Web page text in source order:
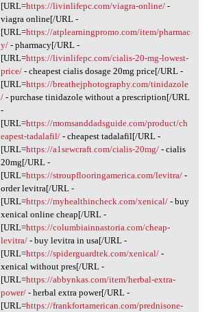
[URL=https://livinlifepc.com/viagra-online/-
viagra online[/URL -
[URL=https://atplearningpromo.com/item/pharmac
y/- pharmacy[/URL -
[URL=https://livinlifepc.com/cialis-20-mg-lowest-
price/- cheapest cialis dosage 20mg price[/URL -
[URL=https://breathejphotography.com/tinidazole
/- purchase tinidazole without a prescription[/URL
-
[URL=https://momsanddadsguide.com/product/ch
eapest-tadalafil/- cheapest tadalafil[/URL -
[URL=https://a1sewcraft.com/cialis-20mg/- cialis
20mg[/URL -
[URL=https://stroupflooringamerica.com/levitra/-
order levitra[/URL -
[URL=https://myhealthincheck.com/xenical/- buy
xenical online cheap[/URL -
[URL=https://columbiainnastoria.com/cheap-
levitra/- buy levitra in usa[/URL -
[URL=https://spiderguardtek.com/xenical/-
xenical without pres[/URL -
[URL=https://abbynkas.com/item/herbal-extra-
power/- herbal extra power[/URL -
[URL=https://frankfortamerican.com/prednisone-